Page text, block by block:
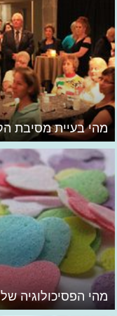
מהי בעיית מסיבת
מהי הפסיכולוגיה